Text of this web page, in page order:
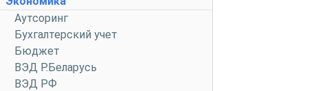
Аутсоринг
Бухгалтерский учет
Бюджет
ВЭД Р.Беларусь
ВЭД РФ